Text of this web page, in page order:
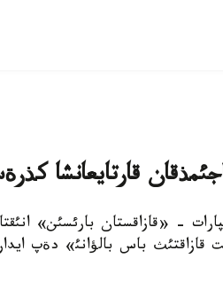
قارتايعانشا
قازاقپارات - «قازاقستان بارئسئن»
قازاقتئث باس بالؤانئ» دةپ ايدار